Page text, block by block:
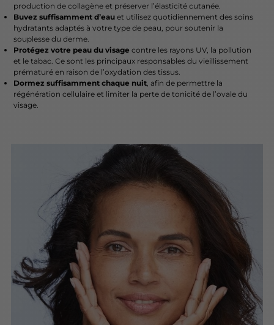
production de collagène et préserver l’élasticité cutanée.
Buvez suffisamment d’eau et utilisez quotidiennement des soins
hydratants adaptés à votre type de peau, pour soutenir la
souplesse du derme.
Protégez votre peau du visage contre les rayons UV, la pollution
et le tabac. Ce sont les principaux responsables du vieillissement
prématuré en raison de l’oxydation des tissus.
Dormez suffisamment chaque nuit, afin de permettre la
régénération cellulaire et limiter la perte de tonicité de l’ovale du
visage.